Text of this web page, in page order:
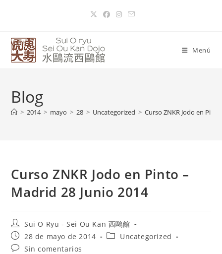
Menú
Blog
> 2014 > mayo > 28 > Uncategorized > Curso ZNKR Jodo en
Curso ZNKR Jodo en Pinto –
Madrid 28 Junio 2014
Sui O Ryu - Sei Ou Kan 西鷗館
28 de mayo de 2014
Uncategorized
Sin comentarios